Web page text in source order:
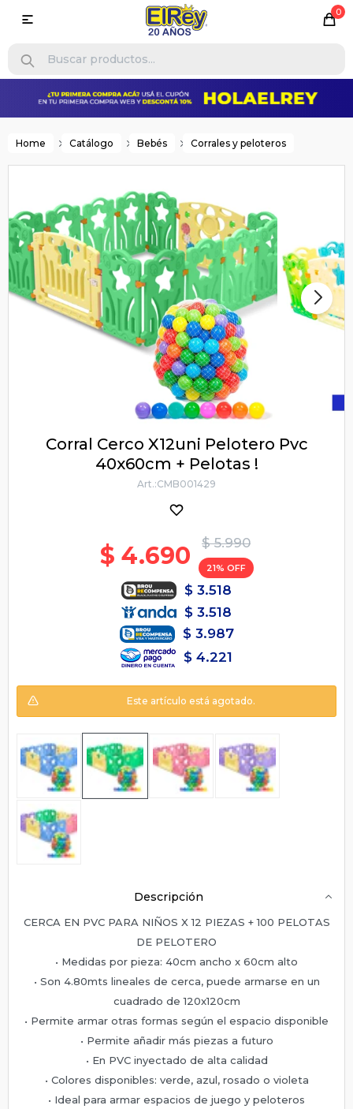
0

Home Catálogo Bebés Corrales y peloteros
Corral Cerco X12uni Pelotero Pvc
40x60cm + Pelotas !
CMB001429
$ 5.990
$ 4.690 21
$ 3.518
$ 3.518
$ 3.987
$ 4.221
Este artículo está agotado.
Descripción
CERCA EN PVC PARA NIÑOS X 12 PIEZAS + 100 PELOTAS
DE PELOTERO
• Medidas por pieza: 40cm ancho x 60cm alto
• Son 4.80mts lineales de cerca, puede armarse en un
cuadrado de 120x120cm
• Permite armar otras formas según el espacio disponible
• Permite añadir más piezas a futuro
• En PVC inyectado de alta calidad
• Colores disponibles: verde, azul, rosado o violeta
• Ideal para armar espacios de juego y peloteros